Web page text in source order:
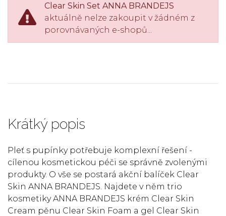
Clear Skin Set ANNA BRANDEJS
aktuálně nelze zakoupit v žádném z
porovnávaných e-shopů...
Krátký popis
Pleť s pupínky potřebuje komplexní řešení -
cílenou kosmetickou péči se správně zvolenými
produkty. O vše se postará akční balíček Clear
Skin ANNA BRANDEJS. Najdete v něm trio
kosmetiky ANNA BRANDEJS krém Clear Skin
Cream pěnu Clear Skin Foam a gel Clear Skin